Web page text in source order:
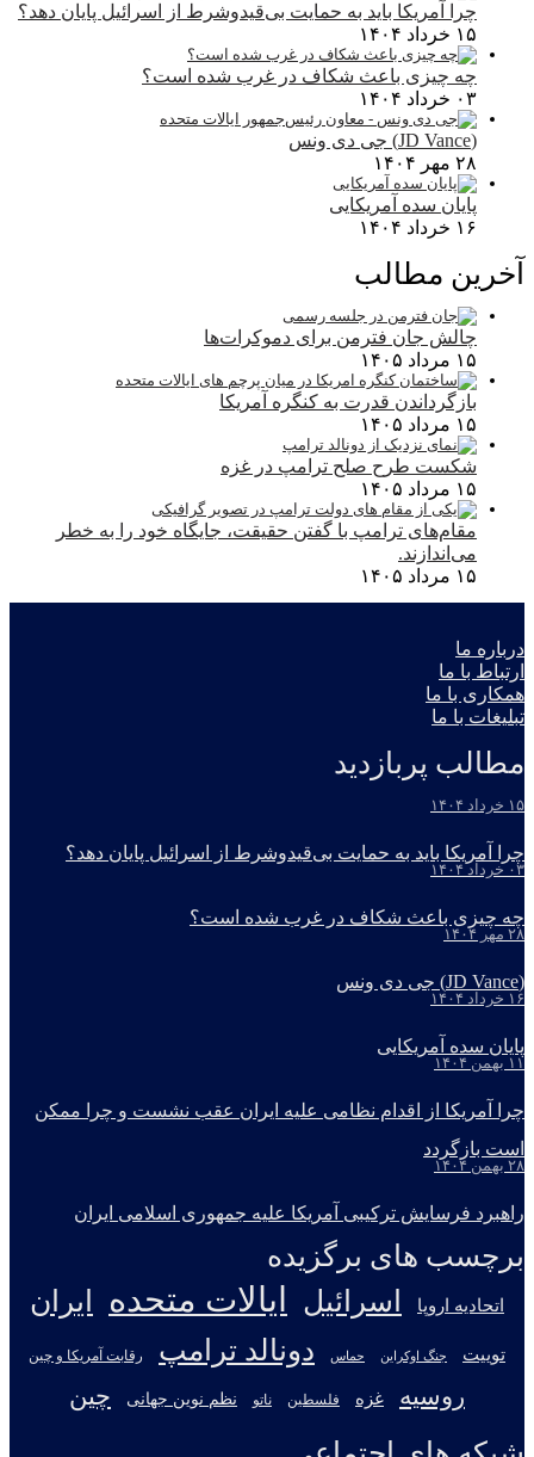
چرا آمریکا باید به حمایت بی‌قیدوشرط از اسرائیل پایان دهد؟
۱۵ خرداد ۱۴۰۴
چه چیزی باعث شکاف در غرب شده است؟
۰۳ خرداد ۱۴۰۴
(JD Vance) جی دی ونس
۲۸ مهر ۱۴۰۴
پایان سده آمریکایی
۱۶ خرداد ۱۴۰۴
آخرین مطالب
چالش جان فترمن برای دموکرات‌ها
۱۵ مرداد ۱۴۰۵
بازگرداندن قدرت به کنگره آمریکا
۱۵ مرداد ۱۴۰۵
شکست طرح صلح ترامپ در غزه
۱۵ مرداد ۱۴۰۵
مقام‌های ترامپ با گفتن حقیقت، جایگاه خود را به خطر
می‌اندازند.
۱۵ مرداد ۱۴۰۵
درباره ما
ارتباط با ما
همکاری با ما
تبلیغات با ما
مطالب پربازدید
۱۵ خرداد ۱۴۰۴
چرا آمریکا باید به حمایت بی‌قیدوشرط از اسرائیل پایان دهد؟
۰۳ خرداد ۱۴۰۴
چه چیزی باعث شکاف در غرب شده است؟
۲۸ مهر ۱۴۰۴
(JD Vance) جی دی ونس
۱۶ خرداد ۱۴۰۴
پایان سده آمریکایی
۱۱ بهمن ۱۴۰۴
چرا آمریکا از اقدام نظامی علیه ایران عقب نشست و چرا ممکن
است بازگردد
۲۸ بهمن ۱۴۰۴
راهبرد فرسایش ترکیبی آمریکا علیه جمهوری اسلامی ایران
برچسب های برگزیده
اتحادیه اروپا اسرائیل ایالات متحده ایران
توییت جنگ اوکراین حماس دونالد ترامپ رقابت آمریکا و چین
روسیه غزه فلسطین ناتو نظم نوین جهانی چین